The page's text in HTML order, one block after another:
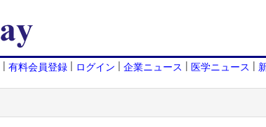
| 有料会員登録 | ログイン | 企業ニュース | 医学ニュース |